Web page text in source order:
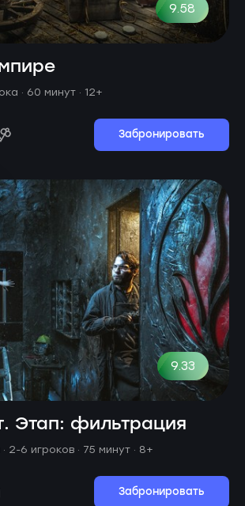
9.58
· 60 минут · 12+
Забронировать
9.33
Этап: фильтрация
2-6 игроков · 75 минут · 8+
Забронировать